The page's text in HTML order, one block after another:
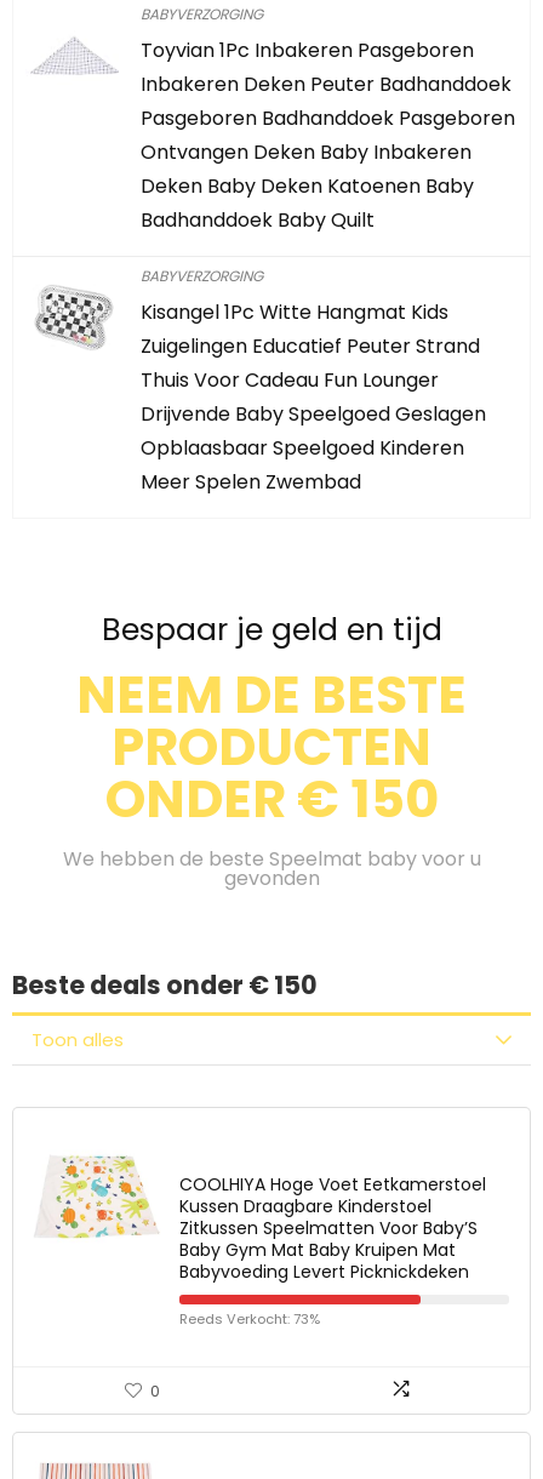
BABYVERZORGING
Toyvian 1Pc Inbakeren Pasgeboren
Inbakeren Deken Peuter Badhanddoek
Pasgeboren Badhanddoek Pasgeboren
Ontvangen Deken Baby Inbakeren
Deken Baby Deken Katoenen Baby
Badhanddoek Baby Quilt
BABYVERZORGING
Kisangel 1Pc Witte Hangmat Kids
Zuigelingen Educatief Peuter Strand
Thuis Voor Cadeau Fun Lounger
Drijvende Baby Speelgoed Geslagen
Opblaasbaar Speelgoed Kinderen
Meer Spelen Zwembad
Bespaar je geld en tijd
NEEM DE BESTE
PRODUCTEN
ONDER € 150
We hebben de beste Speelmat baby voor u
gevonden
Beste deals onder € 150
Toon alles
COOLHIYA Hoge Voet Eetkamerstoel
Kussen Draagbare Kinderstoel
Zitkussen Speelmatten Voor Baby’S
Baby Gym Mat Baby Kruipen Mat
Babyvoeding Levert Picknickdeken
Reeds Verkocht: 73%
0